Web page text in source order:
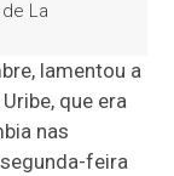
La
lamentou a
que era
nas
feira